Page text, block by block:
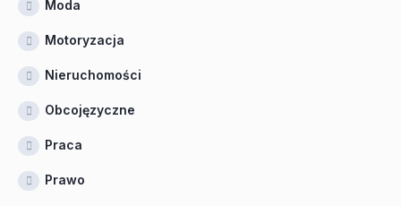
Moda
Motoryzacja
Nieruchomości
Obcojęzyczne
Praca
Prawo